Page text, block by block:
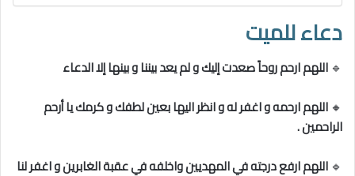
دعاء للميت
🔹اللهم ارحم روحاً صعدت إليك و لم يعد بيننا و بينها إلا الدعاء
🔸اللهم ارحمه و اغفر له و انظر اليها بعين لطفك و كرمك يا أرحم
الراحمين .
🔹اللهم ارفع درجته في المهديين واخلفه في عقبة الغابرين و اغفر لنا